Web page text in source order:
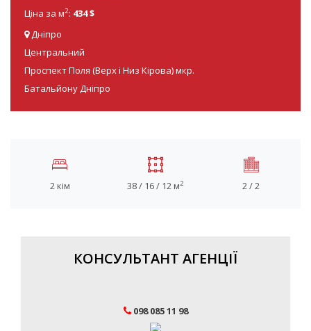
Ціна за м2: 434 $
Дніпро
Центральний
Проспект Поля (Верх і Низ Кірова) мкр.
Батальйону Дніпро
2 кім 38 / 16 / 12 м2 2 / 2
КОНСУЛЬТАНТ АГЕНЦІЇ
098 085 11 98